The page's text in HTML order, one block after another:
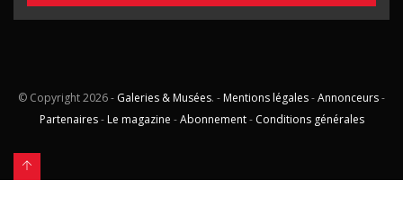
© Copyright2026 - Galeries & Musées. - Mentions légales-Annonceurs-
Partenaires- Le magazine -Abonnement- Conditions générales